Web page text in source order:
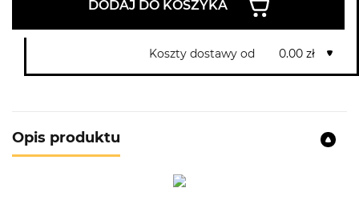
DODAJ DO KOSZYKA
Koszty dostawy od 0.00 zł
Opis produktu